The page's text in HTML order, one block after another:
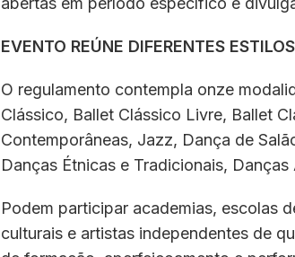
EVENTO REÚNE DIFERENTES
O regulamento contempla onze
Clássico, Ballet Clássico Livre, Ballet
Contemporâneas, Jazz, Dança de
Danças Étnicas e Tradicionais,
Podem participar academias, escolas
culturais e artistas independentes de